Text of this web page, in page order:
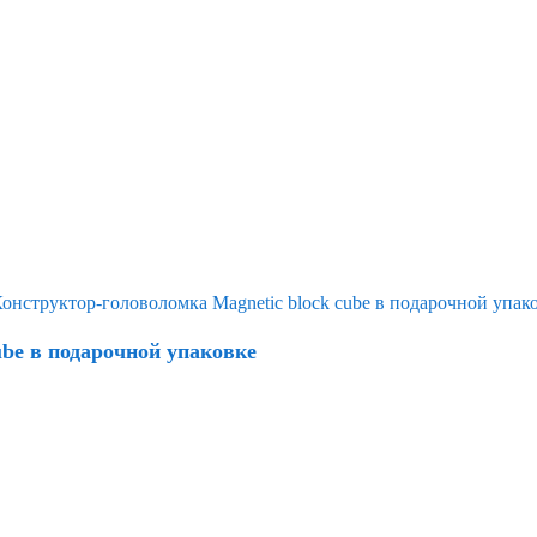
в подарочной упаковке